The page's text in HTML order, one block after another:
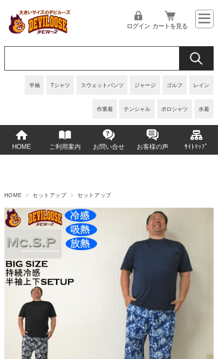
半袖 Tシャツ スウェットパンツ ジャージ ゴルフ レイン
作業着 テンシャル ポロシャツ 水着
ログイン カートを見る
HOME ご利用案内 お問い合せ お客様の声 ｻｲﾄﾏｯﾌﾟ
HOME セットアップ セットアップ